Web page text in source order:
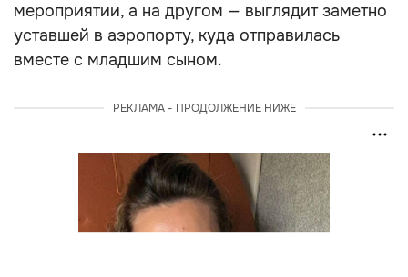
мероприятии, а на другом — выглядит заметно
уставшей в аэропорту, куда отправилась
вместе с младшим сыном.
РЕКЛАМА - ПРОДОЛЖЕНИЕ НИЖЕ